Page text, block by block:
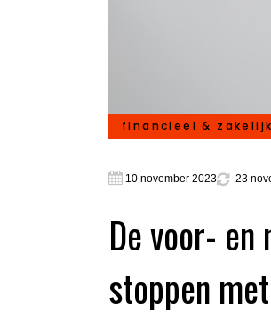
financieel & zakelijk
10 november 2023 23
De voor-
stoppen